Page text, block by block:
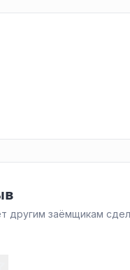
другим заёмщикам